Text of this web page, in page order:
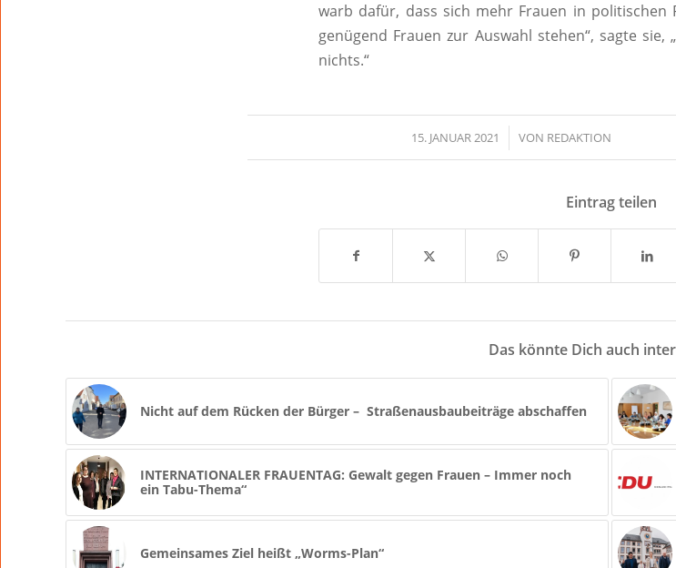
warb dafür, dass sich mehr Frauen in politischen
genügend Frauen zur Auswahl stehen“, sagte
nichts.“
15. JANUAR 2021
/ VON REDAKTION
Eintrag teilen
Das könnte Dich auch
Nicht auf dem Rücken der Bürger – Straßenausbaubeiträge abschaffen
INTERNATIONALER FRAUENTAG: Gewalt gegen Frauen – Immer noch
ein Tabu-Thema“
Gemeinsames Ziel heißt „Worms-Plan“